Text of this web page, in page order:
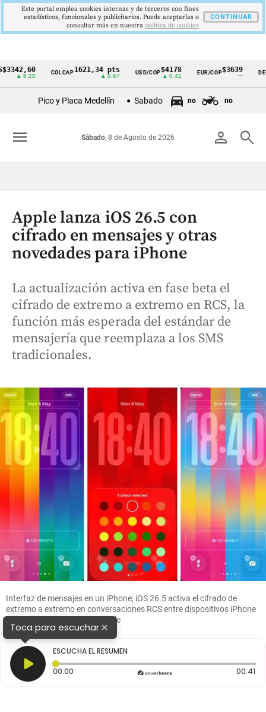
Cintillo
Colombia
COLCAP1621,34 pts USD/COP$4178
▲ 0.42
EUR/COP$3639
—
Pico y Placa Medellín Sabado no no
person search
Sábado, 8 de Agosto de 2026
menu
Apple lanza iOS 26.5 con
cifrado en mensajes y otras
novedades para iPhone
La actualización activa en fase beta el
cifrado de extremo a extremo en RCS, la
función más esperada del estándar de
mensajería que reemplaza a los SMS
tradicionales.
Interfaz de mensajes en un iPhone; iOS 26.5 activa el cifrado de
extremo a extremo en conversaciones RCS entre dispositivos iPhone
y Android. FOTO cortesía Apple
Toca para escuchar×
ESCUCHA EL RESUMEN
00:00 Tiempo transcurrido: 0 segundos 00:41
Este portal emplea cookies internas y de terceros con fines
estadísticos, funcionales y publicitarios. Puede aceptarlas o
consultar más en nuestra politica de cookies
CONTINUAR